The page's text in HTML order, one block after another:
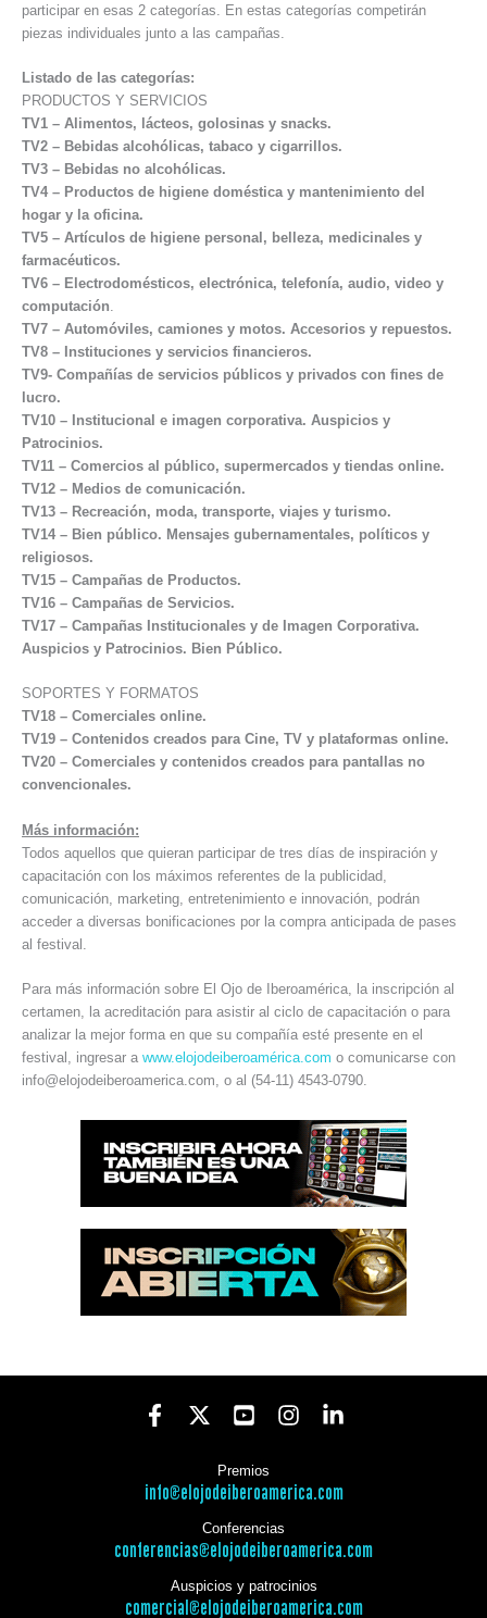
participar en esas 2 categorías. En estas categorías competirán
piezas individuales junto a las campañas.
Listado de las categorías:
PRODUCTOS Y SERVICIOS
TV1 – Alimentos, lácteos, golosinas y snacks.
TV2 – Bebidas alcohólicas, tabaco y cigarrillos.
TV3 – Bebidas no alcohólicas.
TV4 – Productos de higiene doméstica y mantenimiento del
hogar y la oficina.
TV5 – Artículos de higiene personal, belleza, medicinales y
farmacéuticos.
TV6 – Electrodomésticos, electrónica, telefonía, audio, video y
computación.
TV7 – Automóviles, camiones y motos. Accesorios y repuestos.
TV8 – Instituciones y servicios financieros.
TV9- Compañías de servicios públicos y privados con fines de
lucro.
TV10 – Institucional e imagen corporativa. Auspicios y
Patrocinios.
TV11 – Comercios al público, supermercados y tiendas online.
TV12 – Medios de comunicación.
TV13 – Recreación, moda, transporte, viajes y turismo.
TV14 – Bien público. Mensajes gubernamentales, políticos y
religiosos.
TV15 – Campañas de Productos.
TV16 – Campañas de Servicios.
TV17 – Campañas Institucionales y de Imagen Corporativa.
Auspicios y Patrocinios. Bien Público.
SOPORTES Y FORMATOS
TV18 – Comerciales online.
TV19 – Contenidos creados para Cine, TV y plataformas online.
TV20 – Comerciales y contenidos creados para pantallas no
convencionales.
Más información:
Todos aquellos que quieran participar de tres días de inspiración y
capacitación con los máximos referentes de la publicidad,
comunicación, marketing, entretenimiento e innovación, podrán
acceder a diversas bonificaciones por la compra anticipada de pases
al festival.
Para más información sobre El Ojo de Iberoamérica, la inscripción al
certamen, la acreditación para asistir al ciclo de capacitación o para
analizar la mejor forma en que su compañía esté presente en el
festival, ingresar a www.elojodeiberoamérica.com o comunicarse con
info@elojodeiberoamerica.com, o al (54-11) 4543-0790.
Premios
info@elojodeiberoamerica.com
Conferencias
conferencias@elojodeiberoamerica.com
Auspicios y patrocinios
comercial@elojodeiberoamerica.com